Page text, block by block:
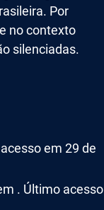
Por
no contexto
silenciadas.
em 29 de
. Último acesso